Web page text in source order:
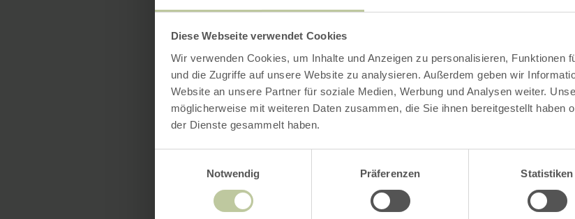
Diese Webseite verwendet Cookies
Wir verwenden Cookies, um Inhalte und Anzeigen zu personalisieren, Funktionen
und die Zugriffe auf unsere Website zu analysieren. Außerdem geben wir
Website an unsere Partner für soziale Medien, Werbung und Analysen weiter.
möglicherweise mit weiteren Daten zusammen, die Sie ihnen bereitgestellt haben
der Dienste gesammelt haben.
Notwendig
Präferenzen Statistiken